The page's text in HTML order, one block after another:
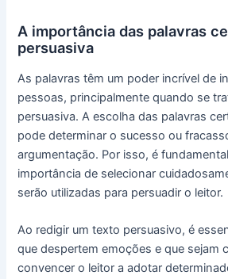
A importância das palavras
persuasiva
As palavras têm um poder incrível de
pessoas, principalmente quando se
persuasiva. A escolha das palavras
pode determinar o sucesso ou
argumentação. Por isso, é
importância de selecionar
serão utilizadas para persuadir o leitor.
Ao redigir um texto persuasivo, é
que despertem emoções e que sejam
convencer o leitor a adotar